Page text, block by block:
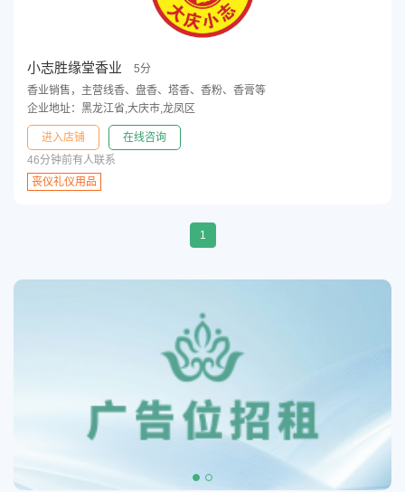
小志胜缘堂香业
5分
香业销售，主营线香、盘香、塔香、香粉、香膏等
企业地址：黑龙江省,大庆市,龙凤区
进入店铺
在线咨询
46分钟前有人联系
丧仪礼仪用品
1